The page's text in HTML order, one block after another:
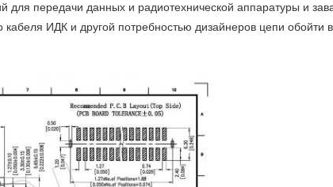
передачи данных и радиотехнической аппаратуры и
ИДК и другой потребностью дизайнеров цепи обойти